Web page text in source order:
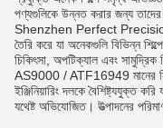
পণ্যগুলিকে উন্নত করার জন্য তাদের
Shenzhen Perfect
তৈরি করে যা অনেকগুলি বিভিন্ন
চিকিৎসা, অপটিক্যাল এবং
AS9000 / ATF16949 মানের
ইঞ্জিনিয়ারিং দলকে বৈশিষ্ট্যযুক্ত
যথেষ্ট অভিযোজিত। উত্পাদনের